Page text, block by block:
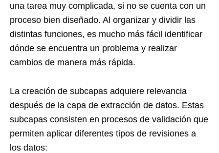
una tarea muy complicada, si no se cuenta con un
proceso bien diseñado. Al organizar y dividir las
distintas funciones, es mucho más fácil identificar
dónde se encuentra un problema y realizar
cambios de manera más rápida.
La creación de subcapas adquiere relevancia
después de la capa de extracción de datos. Estas
subcapas consisten en procesos de validación que
permiten aplicar diferentes tipos de revisiones a
los datos: